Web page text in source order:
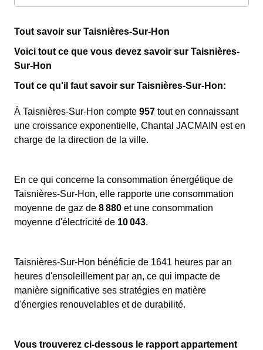
Tout savoir sur Taisnières-Sur-Hon
Voici tout ce que vous devez savoir sur Taisnières-
Sur-Hon
Tout ce qu'il faut savoir sur Taisnières-Sur-Hon:
À Taisnières-Sur-Hon compte 957 tout en connaissant
une croissance exponentielle, Chantal JACMAIN est en
charge de la direction de la ville.
En ce qui concerne la consommation énergétique de
Taisnières-Sur-Hon, elle rapporte une consommation
moyenne de gaz de 8 880 et une consommation
moyenne d'électricité de 10 043.
Taisnières-Sur-Hon bénéficie de 1641 heures par an
heures d'ensoleillement par an, ce qui impacte de
manière significative ses stratégies en matière
d'énergies renouvelables et de durabilité.
Vous trouverez ci-dessous le rapport appartement